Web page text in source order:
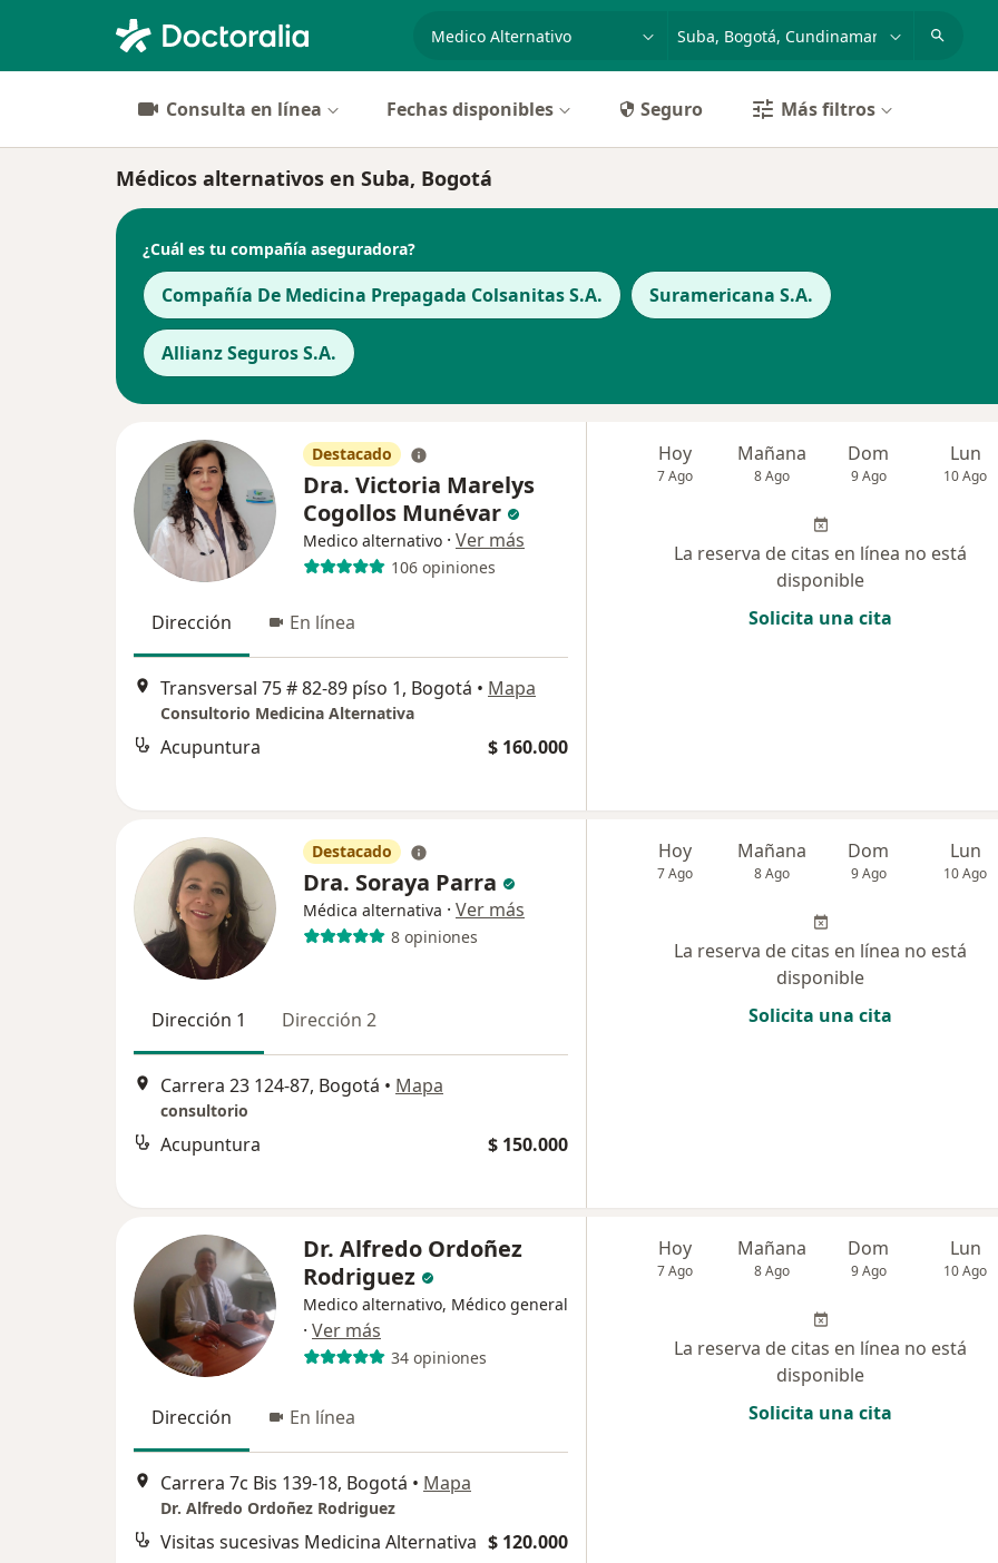
p. ej. Bogotá
Consulta en línea Fechas disponibles Seguro Más filtros
Médicos alternativos en Suba, Bogotá
¿Cuál es tu compañía aseguradora?
Compañía De Medicina Prepagada Colsanitas S.A. Suramericana S.A.
Allianz Seguros S.A.
Destacado
Dra. Victoria Marelys
Cogollos Munévar
Medico alternativo · Ver más
106 opiniones
Dirección En línea
Transversal 75 # 82-89 píso 1, Bogotá • Mapa
Consultorio Medicina Alternativa
Acupuntura $ 160.000
Hoy
7 Ago
Mañana
8 Ago
Dom
9 Ago
Lun
10 Ago
La reserva de citas en línea no está
disponible
Solicita una cita
Destacado
Dra. Soraya Parra
Médica alternativa · Ver más
8 opiniones
Dirección 1 Dirección 2
Carrera 23 124-87, Bogotá • Mapa
consultorio
Acupuntura $ 150.000
Hoy
7 Ago
Mañana
8 Ago
Dom
9 Ago
Lun
10 Ago
La reserva de citas en línea no está
disponible
Solicita una cita
Dr. Alfredo Ordoñez
Rodriguez
Medico alternativo, Médico general
· Ver más
34 opiniones
Dirección En línea
Carrera 7c Bis 139-18, Bogotá • Mapa
Dr. Alfredo Ordoñez Rodriguez
Visitas sucesivas Medicina Alternativa $ 120.000
Hoy
7 Ago
Mañana
8 Ago
Dom
9 Ago
Lun
10 Ago
La reserva de citas en línea no está
disponible
Solicita una cita